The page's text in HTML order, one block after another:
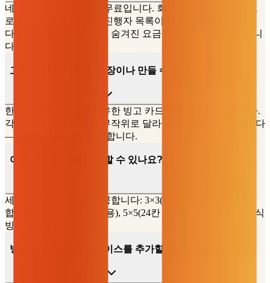
네. 빙고 메이커는 완전 무료입니다. 회원가입 없이 무제한으
로 빙고 카드를 만들고, 진행자 목록이 포함된 인쇄용 PDF를
다운로드할 수 있습니다. 숨겨진 요금이나 워터마크도 없습니
다.
고유한 빙고 카드를 몇 장이나 만들 수 있나요?
한 번에 최대 30장의 고유한 빙고 카드를 생성할 수 있습니다.
각 카드의 단어 배열이 무작위로 달라 동일한 카드는 없습니다
—교실이나 파티에 완벽합니다.
어떤 격자 크기를 사용할 수 있나요?
세 가지 격자 크기를 제공합니다: 3×3(9칸, 어린아이에게 적
합), 4×4(16칸, 빠른 게임용), 5×5(24칸 + 프리 스페이스, 클래식
빙고 형식).
빙고 카드에 프리 스페이스를 추가할 수 있나요?